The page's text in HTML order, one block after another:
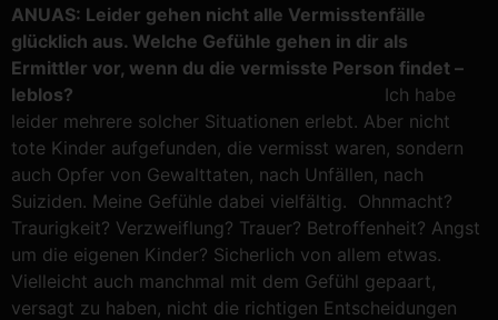
ANUAS: Leider gehen nicht alle Vermisstenfälle
glücklich aus. Welche Gefühle gehen in dir als
Ermittler vor, wenn du die vermisste Person findet –
leblos? Ich habe
leider mehrere solcher Situationen erlebt. Aber nicht
tote Kinder aufgefunden, die vermisst waren, sondern
auch Opfer von Gewalttaten, nach Unfällen, nach
Suiziden. Meine Gefühle dabei vielfältig. Ohnmacht?
Traurigkeit? Verzweiflung? Trauer? Betroffenheit? Angst
um die eigenen Kinder? Sicherlich von allem etwas.
Vielleicht auch manchmal mit dem Gefühl gepaart,
versagt zu haben, nicht die richtigen Entscheidungen